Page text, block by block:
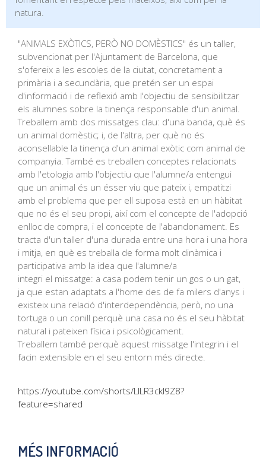
natura.
"ANIMALS EXÒTICS, PERÒ NO DOMÈSTICS" és un taller,
subvencionat per l'Ajuntament de Barcelona, que
s'ofereix a les escoles de la ciutat, concretament a
primària i a secundària, que pretén ser un espai
d'informació i de reflexió amb l'objectiu de sensibilitzar
els alumnes sobre la tinença responsable d'un animal.
Treballem amb dos missatges clau: d'una banda, què és
un animal domèstic; i, de l'altra, per què no és
aconsellable la tinença d'un animal exòtic com animal de
companyia. També es treballen conceptes relacionats
amb l'etologia amb l'objectiu que l'alumne/a entengui
que un animal és un ésser viu que pateix i, empatitzi
amb el problema que per ell suposa està en un hàbitat
que no és el seu propi, així com el concepte de l'adopció
enlloc de compra, i el concepte de l'abandonament. Es
tracta d'un taller d'una durada entre una hora i una hora
i mitja, en què es treballa de forma molt dinàmica i
participativa amb la idea que l'alumne/a
integri el missatge: a casa podem tenir un gos o un gat,
ja que estan adaptats a l'home des de fa milers d'anys i
existeix una relació d'interdependència, però, no una
tortuga o un conill perquè una casa no és el seu hàbitat
natural i pateixen física i psicològicament.
Treballem també perquè aquest missatge l'integrin i el
facin extensible en el seu entorn més directe.
https://youtube.com/shorts/LILR3ckI9Z8?
feature=shared
MÉS INFORMACIÓ